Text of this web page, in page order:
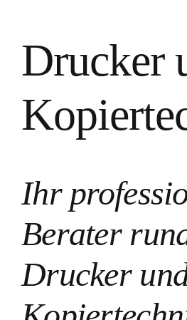
Drucker
Ihr
Berater
Drucker